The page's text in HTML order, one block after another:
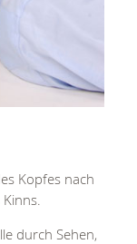
Kopfes nach
durch Sehen,